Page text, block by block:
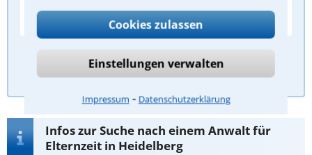
Cookies zulassen
Einstellungen verwalten
Impressum ⁃ Datenschutzerklärung
Erst nach einem Jahr Beschäftigung
Antwort überprüfen
Infos zur Suche nach einem Anwalt für
Elternzeit in Heidelberg